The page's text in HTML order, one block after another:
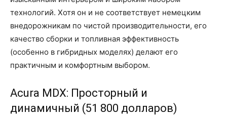
технологий. Хотя он и не соответствует немецким
внедорожникам по чистой производительности, его
качество сборки и топливная эффективность
(особенно в гибридных моделях) делают его
практичным и комфортным выбором.
Acura MDX: Просторный и
динамичный (51 800 долларов)